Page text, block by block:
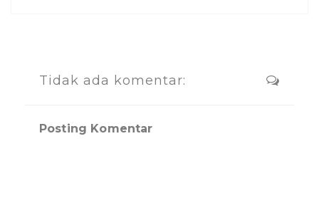
Tidak ada komentar:
Posting Komentar